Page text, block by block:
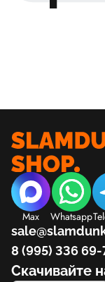
Max Whatsapp
8 (995) 336 69-
Скачивайте